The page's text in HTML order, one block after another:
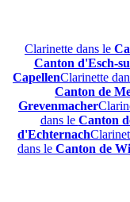
Clarinette dans le
Canton d'Esch-
CapellenClarinette
Canton de
Grevenmacher
dans le Canton
d'Echternach
dans le Canton de